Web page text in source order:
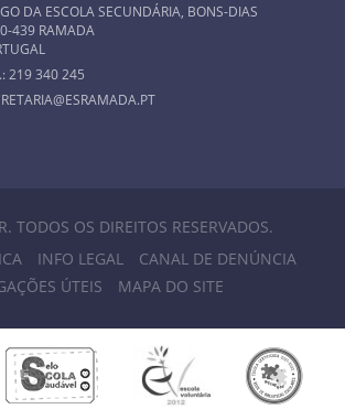
DA ESCOLA SECUNDÁRIA, BONS-DIAS
439 RAMADA
219 340 245
TODOS OS DIREITOS RESERVADOS.
INFO LEGAL
CANAL DE DENÚNCIA
ÚTEIS
MAPA DO SITE